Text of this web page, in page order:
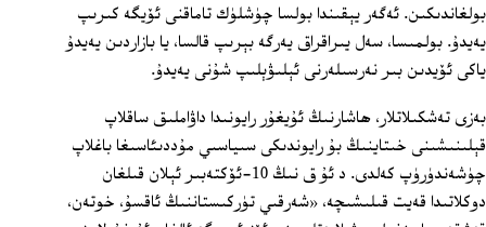
بولغاندىكىن. ئەگەر يېقىندا بولسا چۈشلۈك تاماقنى ئۆيگە كىرىپ
يەيدۇ. بولمىسا، سەل يىراقراق يەرگە بېرىپ قالسا، يا بازاردىن يەيدۇ
ياكى ئۆيدىن بىر نەرسىلەرنى ئېلىۋېلىپ شۇنى يەيدۇ.
بەزى تەشكىلاتلار، ھاشارنىڭ ئۇيغۇر رايونىدا داۋاملىق ساقلاپ
قېلىنىشىنى خىتاينىڭ بۇ رايوندىكى سىياسىي مۇددىئاسىغا باغلاپ
چۈشەندۈرۈپ كەلدى. د ئۇ ق نىڭ 10‏-ئۆكتەبىر ئېلان قىلغان
دوكلاتىدا قەيت قىلىشىچە، «شەرقىي تۈركىستاننىڭ ئاقسۇ، خوتەن،